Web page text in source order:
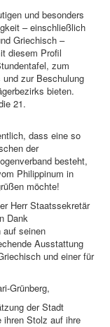
und besonders
– einschließlich
Griechisch –
diesem Profil
zum
zur Beschulung
bieten.
21.
dass eine so
der
besteht,
Philippinum in
möchte!
Herr Staatssekretär
Dank
auf seinen
Ausstattung
und einer für
Grünberg,
der Stadt
ihren Stolz auf ihre